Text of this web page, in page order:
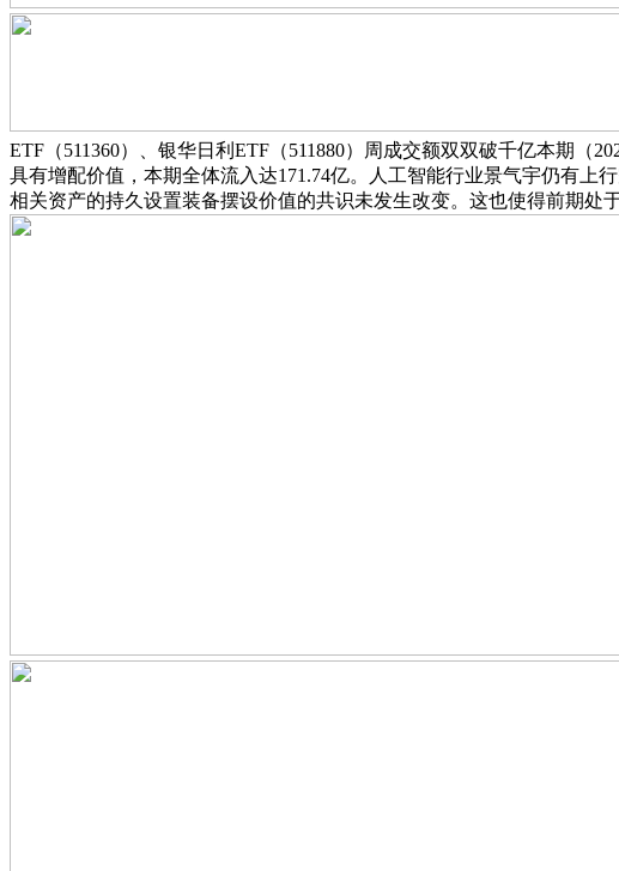
ETF（511360）、银华日利ETF（511880）周成交额双双破千亿本期（
具有增配价值，本期全体流入达171.74亿。人工智能行业景气宇仍有上
相关资产的持久设置装备摆设价值的共识未发生改变。这也使得前期处